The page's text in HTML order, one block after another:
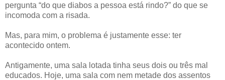
pergunta “do que diabos a pessoa está rindo?” do que se
incomoda com a risada.
Mas, para mim, o problema é justamente esse: ter
acontecido ontem.
Antigamente, uma sala lotada tinha seus dois ou três mal
educados. Hoje, uma sala com nem metade dos assentos